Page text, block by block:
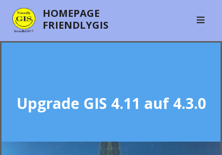
content
HOMEPAGE
FRIENDLYGIS
Upgrade GIS 4.11 auf 4.3.0